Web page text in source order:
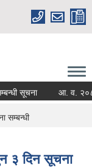
सूचना आ. व. २०८३/
सम्बन्धी
३ दिन सूचना